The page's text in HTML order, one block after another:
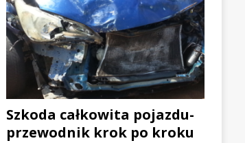
Szkoda całkowita pojazdu-
przewodnik krok po kroku